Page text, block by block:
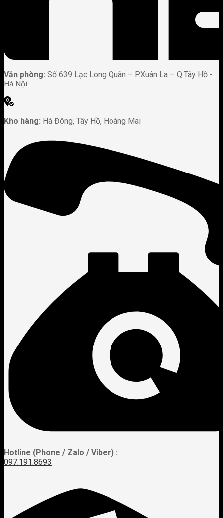
Văn phòng: Số 639 Lạc Long Quân – P.Xuân La – Q.Tây Hồ -
Hà Nội
Kho hàng: Hà Đông, Tây Hồ, Hoàng Mai
Hotline (Phone / Zalo / Viber) :
097.191.8693